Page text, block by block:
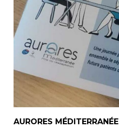
AURORES MÉDITERRANÉE